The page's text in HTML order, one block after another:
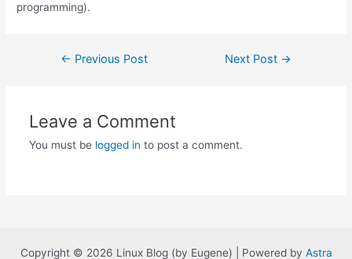
programming).
Post← Previous Post Next Post →
Leave a Comment
You must be logged in to post a comment.
Copyright © 2026 Linux Blog (by Eugene) | Powered by Astra